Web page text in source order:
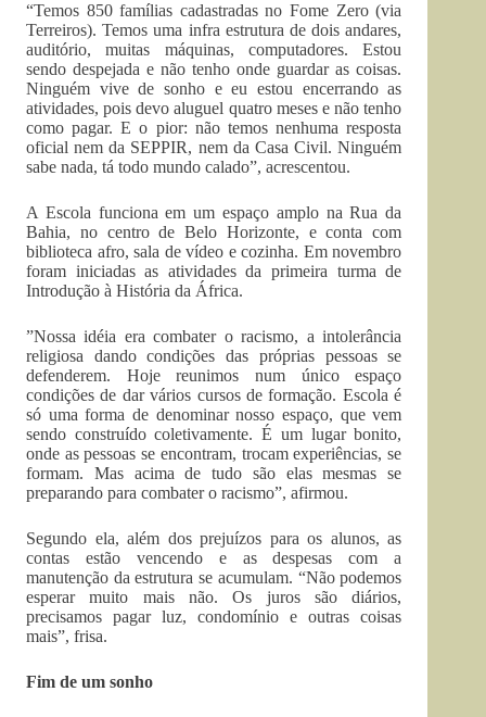
“Temos 850 famílias cadastradas no Fome Zero (via
Terreiros). Temos uma infra estrutura de dois andares,
auditório, muitas máquinas, computadores. Estou
sendo despejada e não tenho onde guardar as coisas.
Ninguém vive de sonho e eu estou encerrando as
atividades, pois devo aluguel quatro meses e não tenho
como pagar. E o pior: não temos nenhuma resposta
oficial nem da SEPPIR, nem da Casa Civil. Ninguém
sabe nada, tá todo mundo calado”, acrescentou.
A Escola funciona em um espaço amplo na Rua da
Bahia, no centro de Belo Horizonte, e conta com
biblioteca afro, sala de vídeo e cozinha. Em novembro
foram iniciadas as atividades da primeira turma de
Introdução à História da África.
”Nossa idéia era combater o racismo, a intolerância
religiosa dando condições das próprias pessoas se
defenderem. Hoje reunimos num único espaço
condições de dar vários cursos de formação. Escola é
só uma forma de denominar nosso espaço, que vem
sendo construído coletivamente. É um lugar bonito,
onde as pessoas se encontram, trocam experiências, se
formam. Mas acima de tudo são elas mesmas se
preparando para combater o racismo”, afirmou.
Segundo ela, além dos prejuízos para os alunos, as
contas estão vencendo e as despesas com a
manutenção da estrutura se acumulam. “Não podemos
esperar muito mais não. Os juros são diários,
precisamos pagar luz, condomínio e outras coisas
mais”, frisa.
Fim de um sonho